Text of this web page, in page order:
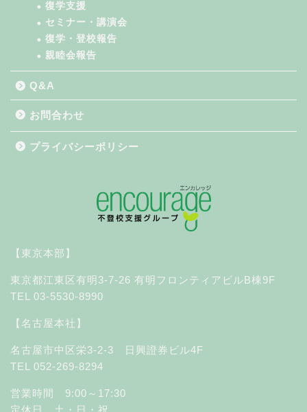
復学支援
セミナー・講演会
復学・登校報告
親睦会報告
Q&A
お問合わせ
プライバシーポリシー
【東京本部】
東京都江東区有明3-7-26 有明フロンティアビルB棟9F
TEL 03-5530-8990
【名古屋本社】
名古屋市中区栄3-2-3 日興證券ビル4F
TEL 052-269-8294
営業時間 9:00～17:30